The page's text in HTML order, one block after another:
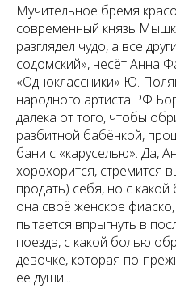
Мучительное бремя
современный князь
разглядел чудо, а все
содомский», несёт Анна
«Одноклассники» Ю.
народного артиста РФ
далека от того, чтобы
разбитной бабёнкой,
бани с «каруселью». Да,
хорохорится, стремится
продать) себя, но с
она своё женское
пытается впрыгнуть в
поезда, с какой болью
девочке, которая по-
её души...